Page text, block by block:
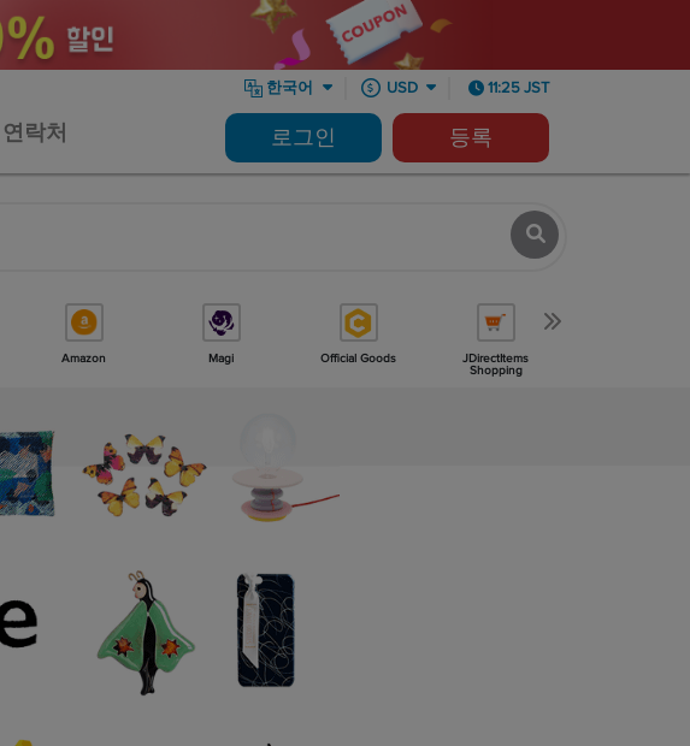
연락처
한국어 USD 11:25 JST
로그인 등록
Amazon Magi Official Goods
JDirectItems
Shopping